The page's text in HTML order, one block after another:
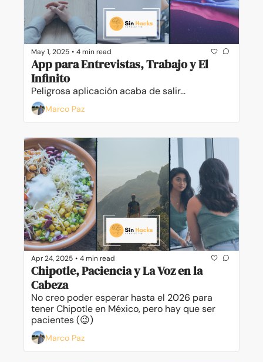
May 1, 2025 • 4 min read
App para Entrevistas, Trabajo y El
Infinito
Peligrosa aplicación acaba de salir...
Marco Paz
Apr 24, 2025 • 4 min read
Chipotle, Paciencia y La Voz en la
Cabeza
No creo poder esperar hasta el 2026 para
tener Chipotle en México, pero hay que ser
pacientes (😉)
Marco Paz